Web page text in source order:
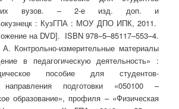
вузов. – 2-е изд. доп. и
: КузГПА : МОУ ДПО ИПК, 2011.
на DVD]. ISBN 978–5–85117–553–4.
Контрольно-измерительные материалы
в педагогическую деятельность» :
пособие для студентов-
направления подготовки «050100 –
образование», профиля – «Физическая